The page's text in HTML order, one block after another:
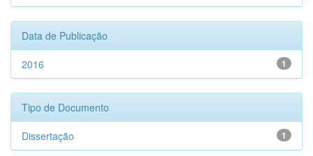
Data de Publicação
1
2016
Tipo de Documento
1
Dissertação